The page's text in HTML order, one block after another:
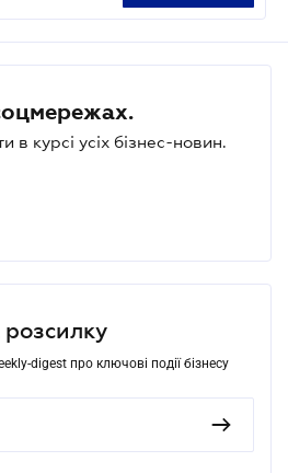
в курсі усіх бізнес-новин.
розсилку
digest про ключові події бізнесу